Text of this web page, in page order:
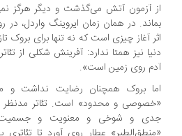
آزمون آتش می‌گذشت و دیگر هرگز
در همان زمان ایروینگ واردل، در
آغاز چیزی است که نه تنها برای بروک تازه است
نیز همتا ندارد: آفرینش شکلی از تئاتر که
روی زمین است».
بروک همچنان رضایت نداشت و معتقد
و محدود» است. تئاتر مدنظر او به
و شوخی و معنویت و جسمیت باشد.